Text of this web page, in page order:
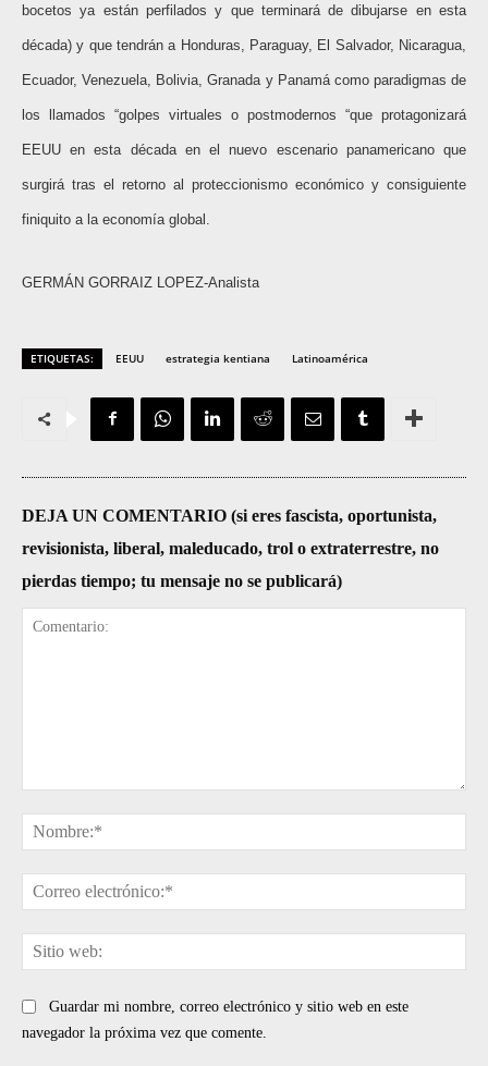
bocetos ya están perfilados y que terminará de dibujarse en esta
década) y que tendrán a Honduras, Paraguay, El Salvador, Nicaragua,
Ecuador, Venezuela, Bolivia, Granada y Panamá como paradigmas de
los llamados “golpes virtuales o postmodernos “que protagonizará
EEUU en esta década en el nuevo escenario panamericano que
surgirá tras el retorno al proteccionismo económico y consiguiente
finiquito a la economía global.
GERMÁN GORRAIZ LOPEZ-Analista
ETIQUETAS: EEUU estrategia kentiana Latinoamérica
DEJA UN COMENTARIO (si eres fascista, oportunista,
revisionista, liberal, maleducado, trol o extraterrestre, no
pierdas tiempo; tu mensaje no se publicará)
Guardar mi nombre, correo electrónico y sitio web en este
navegador la próxima vez que comente.